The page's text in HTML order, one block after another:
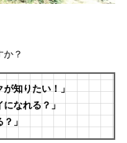
？
が知りたい！」
になれる？」
」